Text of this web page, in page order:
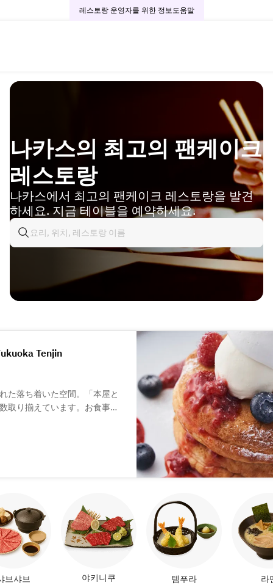
레스토랑 운영자를 위한 정보도움말
나카스의 최고의 팬케이크
레스토랑
나카스에서 최고의 팬케이크 레스토랑을 발견
하세요. 지금 테이블을 예약하세요.
Tenjin
た落ち着いた空間。「本屋と
取り揃えています。お食事や
브샤브 야키니쿠 템푸라 라